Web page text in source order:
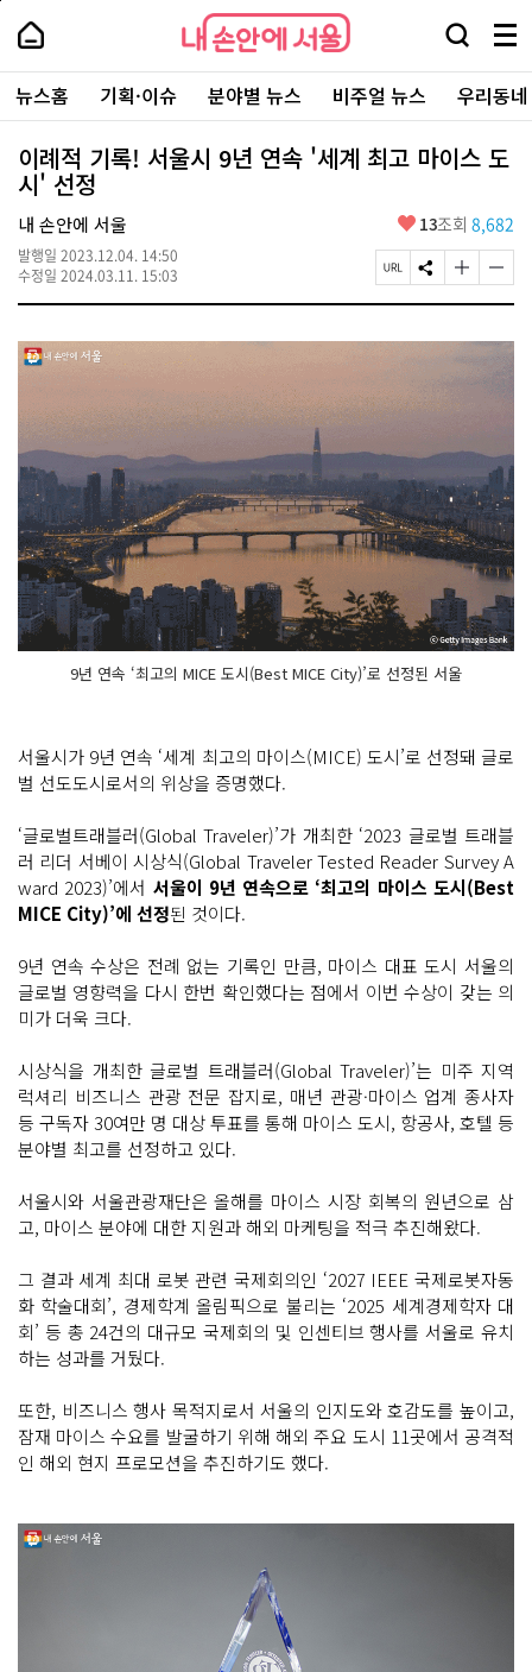
본
로
가
내
손
안
에
서
울
-
서
울
시
대
표
소
통
포
내
손
에
울
검
창
열
기
메
뉴
전
체
보
기
주
요
서
뉴스홈 기획·이슈 분야별 뉴스 비주얼 뉴스 우리동
이례적 기록! 서울시 9년 연속 '세계 최고 마이스 도
시' 선정
내 손안에 서울
발행일 2023.12.04. 14:50
수정일 2024.03.11. 15:03
좋
요
13조회 8,682
페
이
U
복
사
S
N
공
유
기
글
자
기
크
게
기
글
자
기
작
게
변
기
9년 연속 ‘최고의 MICE 도시(Best MICE City)’로 선정된 서울
서울시가 9년 연속 ‘세계 최고의 마이스(MICE) 도시’로 선정돼 글로
벌 선도도시로서의 위상을 증명했다.
‘글로벌트래블러(Global Traveler)’가 개최한 ‘2023 글로벌 트래블
러 리더 서베이 시상식(Global Traveler Tested Reader Survey A
ward 2023)’에서 서울이 9년 연속으로 ‘최고의 마이스 도시(Best
MICE City)’에 선정된 것이다.
9년 연속 수상은 전례 없는 기록인 만큼, 마이스 대표 도시 서울의
글로벌 영향력을 다시 한번 확인했다는 점에서 이번 수상이 갖는 의
미가 더욱 크다.
시상식을 개최한 글로벌 트래블러(Global Traveler)’는 미주 지역
럭셔리 비즈니스 관광 전문 잡지로, 매년 관광·마이스 업계 종사자
등 구독자 30여만 명 대상 투표를 통해 마이스 도시, 항공사, 호텔 등
분야별 최고를 선정하고 있다.
서울시와 서울관광재단은 올해를 마이스 시장 회복의 원년으로 삼
고, 마이스 분야에 대한 지원과 해외 마케팅을 적극 추진해왔다.
그 결과 세계 최대 로봇 관련 국제회의인 ‘2027 IEEE 국제로봇자동
화 학술대회’, 경제학계 올림픽으로 불리는 ‘2025 세계경제학자 대
회’ 등 총 24건의 대규모 국제회의 및 인센티브 행사를 서울로 유치
하는 성과를 거뒀다.
또한, 비즈니스 행사 목적지로서 서울의 인지도와 호감도를 높이고,
잠재 마이스 수요를 발굴하기 위해 해외 주요 도시 11곳에서 공격적
인 해외 현지 프로모션을 추진하기도 했다.
페
상
단
로